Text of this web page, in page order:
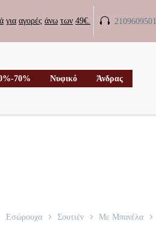
για αγορές άνω των 49€. 
 2109609501
70% Νυφικό Άνδρας
Εσώρουχα Σουτιέν Με Μπανέλα